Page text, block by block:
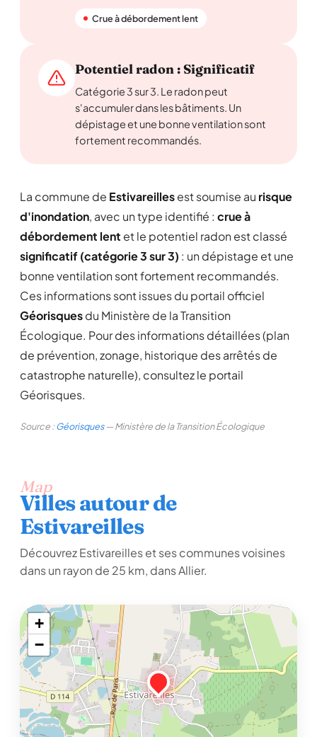
Crue à débordement lent
Potentiel radon : Significatif
Catégorie 3 sur 3. Le radon peut
s'accumuler dans les bâtiments. Un
dépistage et une bonne ventilation sont
fortement recommandés.
La commune de Estivareillesest soumise au risque
d'inondation, avec un type identifié : crue à
débordement lent et le potentiel radon est classé
significatif (catégorie 3 sur 3) : un dépistage et une
bonne ventilation sont fortement recommandés.
Ces informations sont issues du portail officiel
Géorisquesdu Ministère de la Transition
Écologique. Pour des informations détaillées (plan
de prévention, zonage, historique des arrêtés de
catastrophe naturelle), consultez le portail
Géorisques.
Source :Géorisques— Ministère de la Transition Écologique
Map
Villes autour de
Estivareilles
Découvrez Estivareilles et ses communes voisines
dans un rayon de 25 km, dans Allier.
+
−